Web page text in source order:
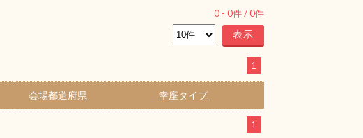
0 - 0件 /0件
1
会場都道府県 幸座タイプ
1